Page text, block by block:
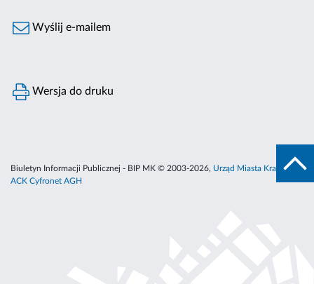
Wyślij e-mailem
Wersja do druku
Biuletyn Informacji Publicznej - BIP MK © 2003-2026, Urząd Miasta Krakowa
ACK Cyfronet AGH